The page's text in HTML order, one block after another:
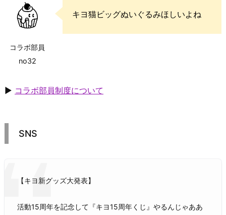
コラボ部員
no32
キヨ猫ビッグぬいぐるみほしいよね
▶ コラボ部員制度について
SNS
【キヨ新グッズ大発表】
活動15周年を記念して『キヨ15周年くじ』やるんじゃああ